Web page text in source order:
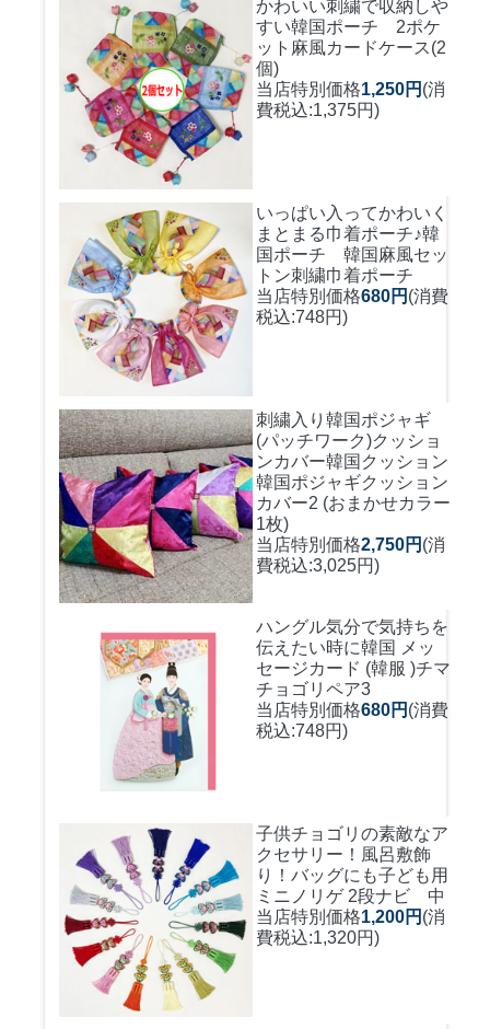
かわいい刺繍で収納しや
すい韓国ポーチ 2ポケ
ット麻風カードケース(2
個)
当店特別価格1,250円 (消
費税込:1,375円)
いっぱい入ってかわいく
まとまる巾着ポーチ♪韓
国ポーチ 韓国麻風セッ
トン刺繍巾着ポーチ
当店特別価格680円 (消費
税込:748円)
刺繍入り韓国ポジャギ
(パッチワーク)クッショ
ンカバー韓国クッション
韓国ポジャギクッション
カバー2 (おまかせカラー
1枚)
当店特別価格2,750円 (消
費税込:3,025円)
ハングル気分で気持ちを
伝えたい時に韓国 メッ
セージカード (韓服 )チマ
チョゴリペア3
当店特別価格680円 (消費
税込:748円)
子供チョゴリの素敵なア
クセサリー！風呂敷飾
り！バッグにも子ども用
ミニノリゲ 2段ナビ 中
当店特別価格1,200円 (消
費税込:1,320円)